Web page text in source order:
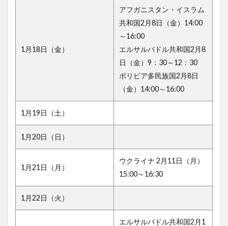
1月18日（金）
アフガニスタン・イスラム
共和国2月8日（金）14:00
～16:00
エルサルバドル共和国2月8
日（金）9：30～12：30
ボリビア多民族国2月8日
（金）14:00～16:00
1月19日（土）
1月20日（日）
1月21日（月）
ウクライナ 2月11日（月）
15:00～16:30
1月22日（火）
エルサルバドル共和国2月1